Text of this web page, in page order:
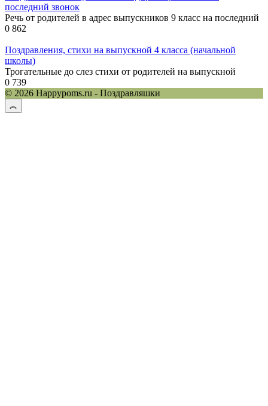
последний звонок
Речь от родителей в адрес выпускников 9 класс на последний
0 862
Поздравления, стихи на выпускной 4 класса (начальной
школы)
Трогательные до слез стихи от родителей на выпускной
0 739
© 2026 Happypoms.ru - Поздравляшки